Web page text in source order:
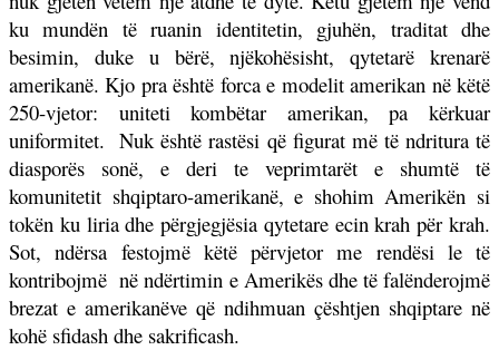
ku mundën të ruanin identitetin, gjuhën, traditat dhe
besimin, duke u bërë, njëkohësisht, qytetarë krenarë
amerikanë. Kjo pra është forca e modelit amerikan në këtë
250-vjetor: uniteti kombëtar amerikan, pa kërkuar
uniformitet. Nuk është rastësi që figurat më të ndritura të
diasporës sonë, e deri te veprimtarët e shumtë të
komunitetit shqiptaro-amerikanë, e shohim Amerikën si
tokën ku liria dhe përgjegjësia qytetare ecin krah për krah.
Sot, ndërsa festojmë këtë përvjetor me rendësi le të
kontribojmë në ndërtimin e Amerikës dhe të falënderojmë
brezat e amerikanëve që ndihmuan çështjen shqiptare në
kohë sfidash dhe sakrificash.